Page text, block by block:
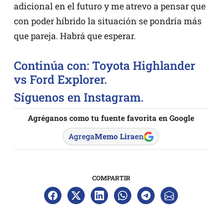
adicional en el futuro y me atrevo a pensar que
con poder híbrido la situación se pondría más
que pareja. Habrá que esperar.
Continúa con: Toyota Highlander
vs Ford Explorer.
Síguenos en Instagram.
Agréganos como tu fuente favorita en Google
AgregaMemo Liraen
COMPARTIR